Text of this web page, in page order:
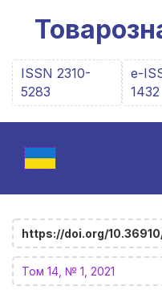
ISSN 2310-
5283
e-
1432
https://doi.org/
Том 14, № 1, 2021